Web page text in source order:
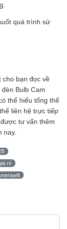
quá trình sử
cho bạn đọc về
Bulb Cam
thể hiểu tổng thể
liên hệ trực tiếp
tư vấn thêm
nay.
rẻ